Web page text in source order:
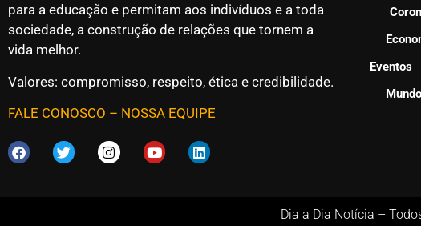
para a educação e permitam aos indivíduos e a toda
sociedade, a construção de relações que tornem a
vida melhor.
Valores: compromisso, respeito, ética e credibilidade.
FALE CONOSCO – NOSSA EQUIPE
Eventos
Mundo
Dia a Dia Notícia –